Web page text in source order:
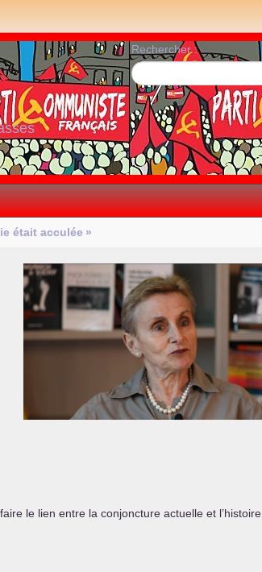
Rechercher :
était acculée »
le lien entre la conjoncture actuelle et l’histoire,